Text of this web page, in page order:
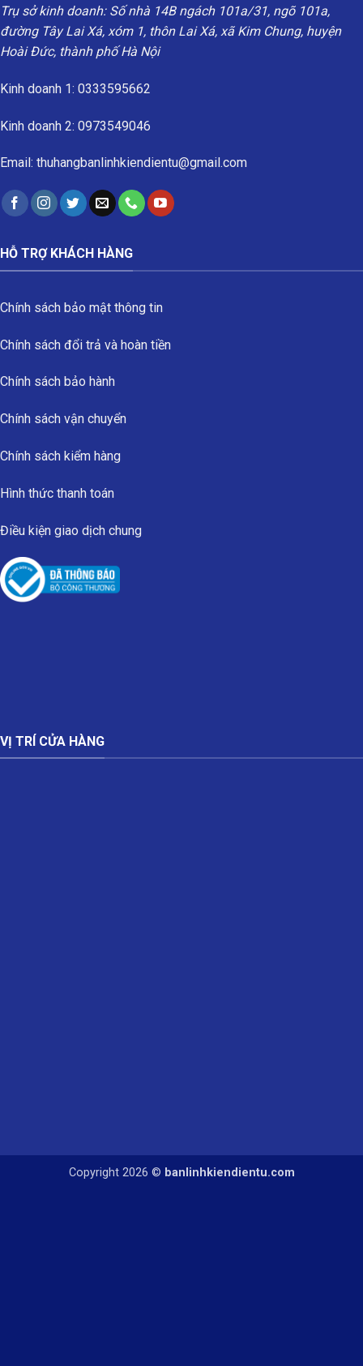
Trụ sở kinh doanh: Số nhà 14B ngách 101a/31, ngõ 101a,
đường Tây Lai Xá, xóm 1, thôn Lai Xá, xã Kim Chung, huyện
Hoài Đức, thành phố Hà Nội
Kinh doanh 1: 0333595662
Kinh doanh 2: 0973549046
Email: thuhangbanlinhkiendientu@gmail.com
HỖ TRỢ KHÁCH HÀNG
Chính sách bảo mật thông tin
Chính sách đổi trả và hoàn tiền
Chính sách bảo hành
Chính sách vận chuyển
Chính sách kiểm hàng
Hình thức thanh toán
Điều kiện giao dịch chung
VỊ TRÍ CỬA HÀNG
Copyright 2026 © banlinhkiendientu.com